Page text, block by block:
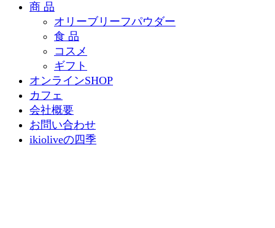
商 品
オリーブリーフパウダー
食 品
コスメ
ギフト
オンラインSHOP
カフェ
会社概要
お問い合わせ
ikioliveの四季